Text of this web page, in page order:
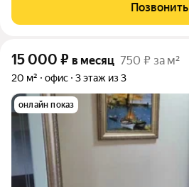
Позвонить
15 000 ₽ в месяц 750 ₽ за м²
20 м² офис 3 этаж из 3
онлайн показ